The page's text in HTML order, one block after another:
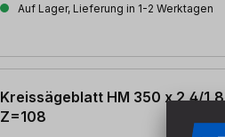
Auf Lager, Lieferung in 1-2 Werktagen
Kreissägeblatt HM 350 x 2,4/
Z=108